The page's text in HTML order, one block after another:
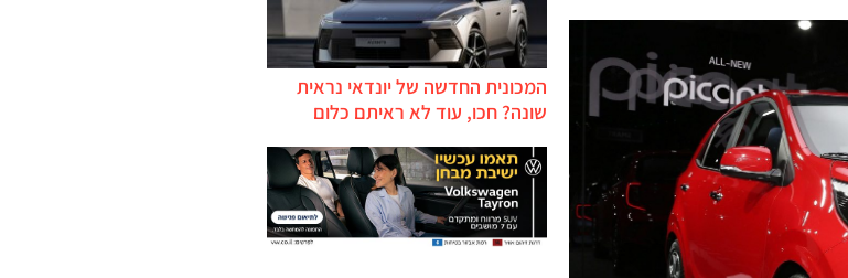
המכונית החדשה של יונדאי נראית
שונה? חכו, עוד לא ראיתם כלום